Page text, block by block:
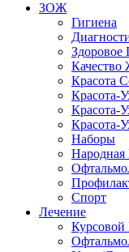
ЗОЖ
Гигиена
Здоровое
Качество
Красота
Красота-
Красота-
Красота-
Наборы
Спорт
Лечение
Курсовой